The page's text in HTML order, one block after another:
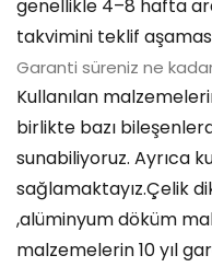
genellikle 4–8 hafta
takvimini teklif
Garanti süreniz ne
Kullanılan
birlikte bazı
sunabiliyoruz. Ayrıca
sağlamaktayız.Çelik
,alüminyum döküm
malzemelerin 10 yıl